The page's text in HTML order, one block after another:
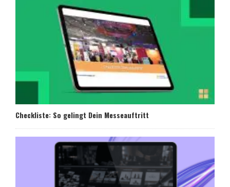
Checkliste: So gelingt Dein Messeauftritt